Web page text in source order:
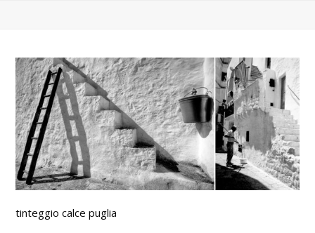
tinteggio calce puglia